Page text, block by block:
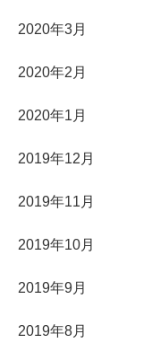
2020年3月
2020年2月
2020年1月
2019年12月
2019年11月
2019年10月
2019年9月
2019年8月